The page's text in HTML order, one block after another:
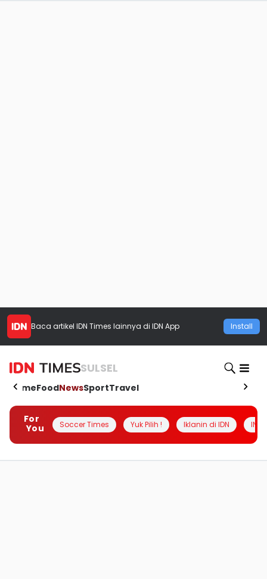
Baca artikel IDN Times lainnya di IDN App Install
SULSEL
HomeFoodNewsSportTravel
For
You
Soccer Times Yuk Pilih ! Iklanin di IDN